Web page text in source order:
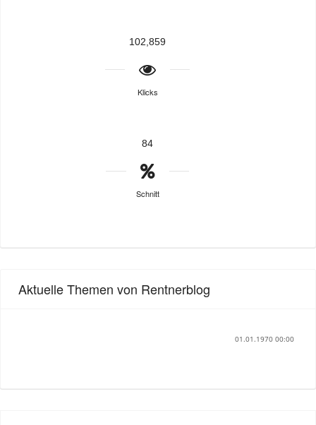
102,859
Klicks
84
Schnitt
Aktuelle Themen von Rentnerblog
01.01.1970 00:00